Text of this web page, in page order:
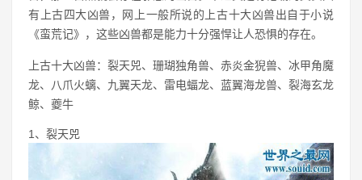
有上古四大凶兽，网上一般所说的上古十大凶兽出自于小说
《蛮荒记》，这些凶兽都是能力十分强悍让人恐惧的存在。
上古十大凶兽：裂天兕、珊瑚独角兽、赤炎金猊兽、冰甲角魔
龙、八爪火螭、九翼天龙、雷电蝠龙、蓝翼海龙兽、裂海玄龙
鲸、夔牛
1、裂天兕